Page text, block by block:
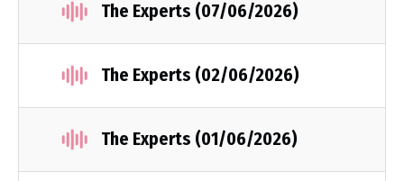
The Experts (07/06/2026)
The Experts (02/06/2026)
The Experts (01/06/2026)